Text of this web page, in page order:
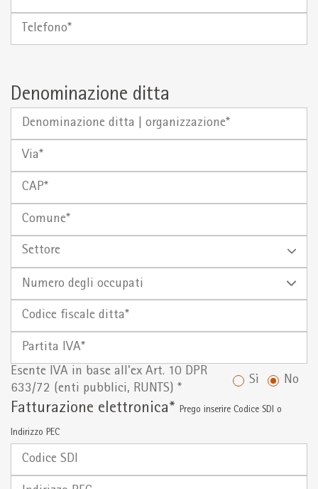
Telefono
Denominazione ditta
Denominazione
Via
CAP
Comune
Settore
Numero
occupati
Codice
ditta*
Partita
Esente IVA in base all'ex Art. 10 DPR
633/72 (enti pubblici, RUNTS) *
Sì No
Fatturazione elettronica* Prego inserire Codice SDI o
Indirizzo PEC
Codice
Indirizzo